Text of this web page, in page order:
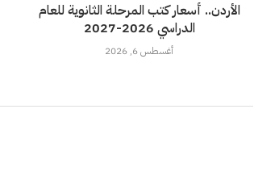
الأردن.. أسعار كتب المرحلة الثانوية للعام
الدراسي 2026-2027
أغسطس 6, 2026